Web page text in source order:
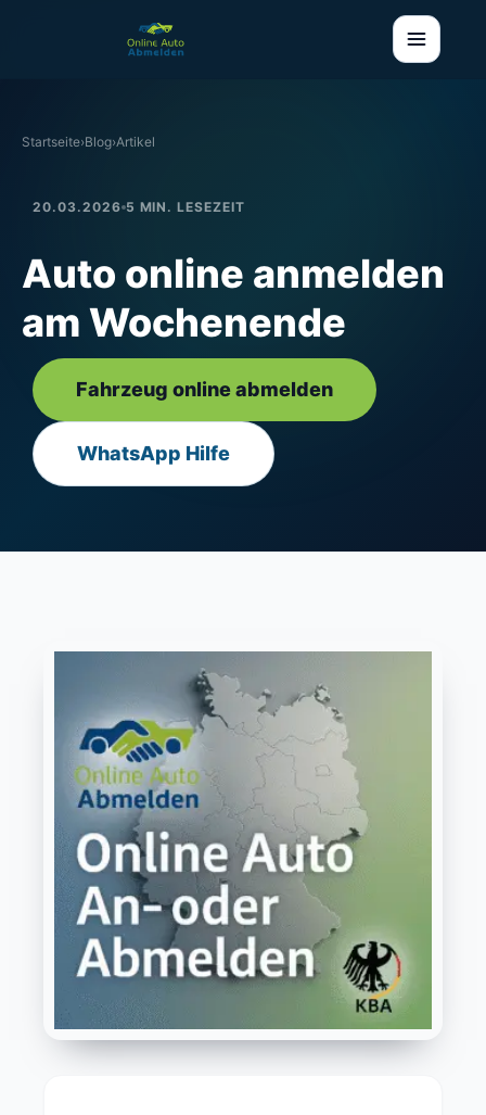
Startseite›Blog›Artikel
20.03.2026 5 MIN. LESEZEIT
Auto online anmelden
am Wochenende
Fahrzeug online abmelden
WhatsApp Hilfe